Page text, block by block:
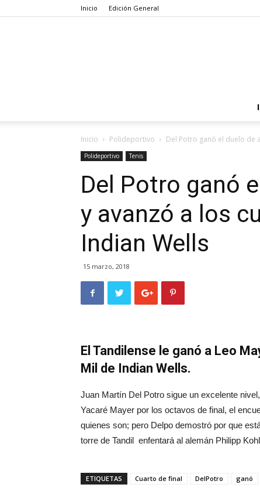
Inicio Edición General
Inicio Polideportivo Del Potro ganó el duelo de
Polideportivo Tenis
Del Potro ganó
y avanzó a los
Indian Wells
15 marzo, 2018
El Tandilense le ganó a Leo
Mil de Indian Wells.
Juan Martín Del Potro sigue un excelente
Yacaré Mayer por los octavos de final, el
quienes son; pero Delpo demostró por que
torre de Tandil enfentará al alemán Philipp
ETIQUETAS Cuarto de final DelPotro ganó